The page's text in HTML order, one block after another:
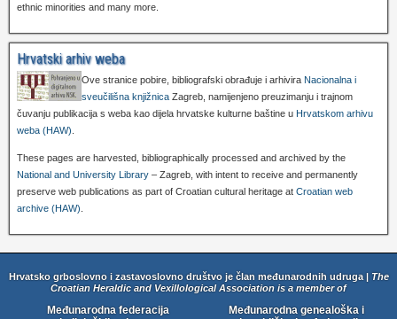
ethnic minorities and many more.
Hrvatski arhiv weba
Ove stranice pobire, bibliografski obrađuje i arhivira Nacionalna i
sveučilišna knjižnica Zagreb, namijenjeno preuzimanju i trajnom
čuvanju publikacija s weba kao dijela hrvatske kulturne baštine u Hrvatskom arhivu
weba (HAW)
These pages are harvested, bibliographically processed and archived by the
National and University Library – Zagreb, with intent to receive and permanently
preserve web publications as part of Croatian cultural heritage at Croatian web
archive (HAW)
Hrvatsko grboslovno i zastavoslovno društvo je član međunarodnih udruga | The
Croatian Heraldic and Vexillological Association is a member of
Međunarodna federacija
Međunarodna genealoška i